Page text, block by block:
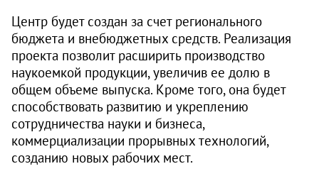
Центр будет создан за счет регионального
бюджета и внебюджетных средств. Реализация
проекта позволит расширить производство
наукоемкой продукции, увеличив ее долю в
общем объеме выпуска. Кроме того, она будет
способствовать развитию и укреплению
сотрудничества науки и бизнеса,
коммерциализации прорывных технологий,
созданию новых рабочих мест.